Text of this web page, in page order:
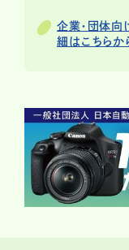
企業・団体向
細はこちらか